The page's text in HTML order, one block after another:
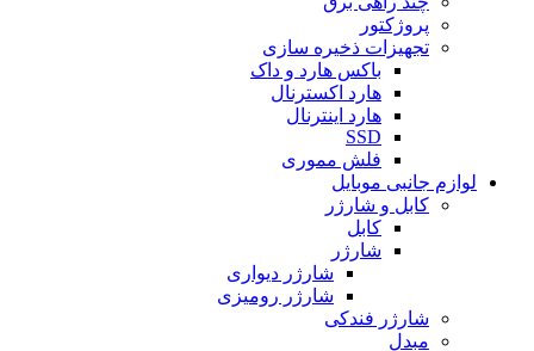
پروژکتور
تجهیزات ذخیره سازی
باکس هارد و داک
هارد اکسترنال
هارد اینترنال
SSD
فلش مموری
لوازم جانبی موبایل
کابل و شارژر
کابل
شارژر
شارژر دیواری
شارژر رومیزی
شارژر فندکی
مبدل